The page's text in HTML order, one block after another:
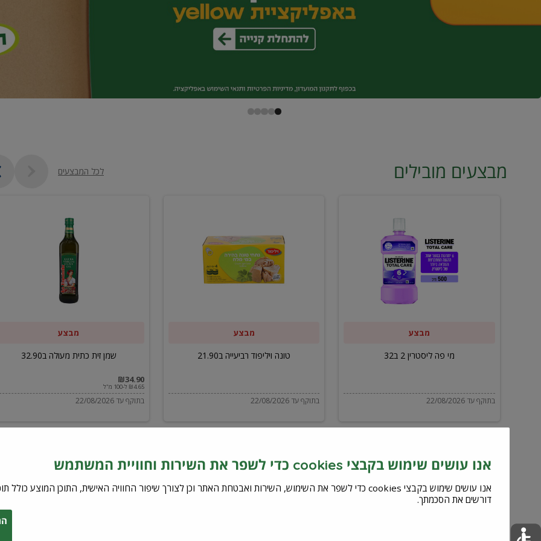
מבצעים מובילים לכל המבצעים
ליסטרין
מבצע
מי פה ליסטרין 2 ב32
בתוקף עד 22/08/2026
ויליפוד
רביעייה
מבצע
טונה ויליפוד רביעייה ב21.90
בתוקף עד 22/08/2026
מבצע
שמן זית כתית מעולה ב32.90
₪34.90
₪4.65 ל-100 מ"ל
בתוקף עד 22/08/2026
אנו עושים שימוש בקבצי cookies כדי לשפר את השירות וחוויית המשתמש
דורשים את הסכמתך.